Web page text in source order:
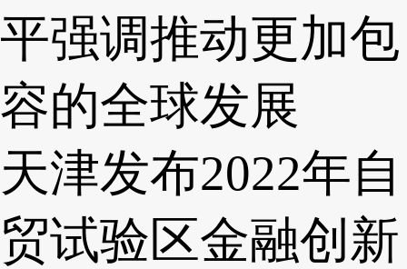
平强调推动更加包
容的全球发展
天津发布2022年自
贸试验区金融创新